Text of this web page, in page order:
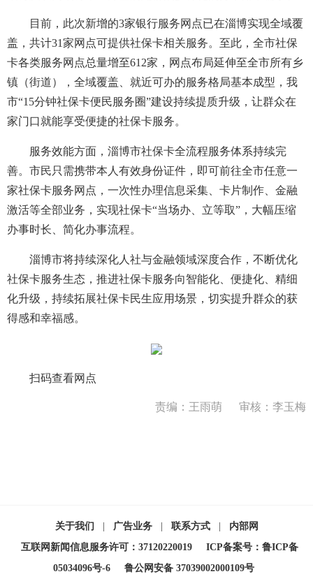
目前，此次新增的3家银行服务网点已在淄博实现全域覆
盖，共计31家网点可提供社保卡相关服务。至此，全市社保
卡各类服务网点总量增至612家，网点布局延伸至全市所有乡
镇（街道），全域覆盖、就近可办的服务格局基本成型，我
市“15分钟社保卡便民服务圈”建设持续提质升级，让群众在
家门口就能享受便捷的社保卡服务。
服务效能方面，淄博市社保卡全流程服务体系持续完
善。市民只需携带本人有效身份证件，即可前往全市任意一
家社保卡服务网点，一次性办理信息采集、卡片制作、金融
激活等全部业务，实现社保卡“当场办、立等取”，大幅压缩
办事时长、简化办事流程。
淄博市将持续深化人社与金融领域深度合作，不断优化
社保卡服务生态，推进社保卡服务向智能化、便捷化、精细
化升级，持续拓展社保卡民生应用场景，切实提升群众的获
得感和幸福感。
扫码查看网点
责编：王雨萌 审核：李玉梅
关于我们 广告业务 联系方式
内部网
互联网新闻信息服务许可：37120220019
ICP备案号：鲁ICP备
05034096号-6
鲁公网安备 37039002000109号